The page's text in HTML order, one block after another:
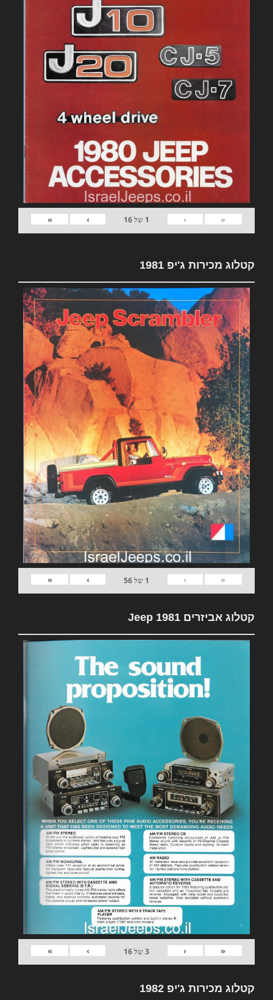
«
‹
1 של16
›
»
קטלוג מכירות ג'יפ 1981
«
‹
1 של56
›
»
קטלוג אביזרים 1981 Jeep
«
‹
3של16
›
»
קטלוג מכירות ג'יפ 1982